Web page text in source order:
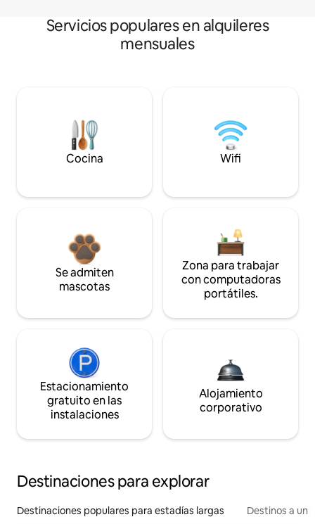
Servicios populares en alquileres
mensuales
Cocina Wifi
Se admiten
mascotas
Zona para trabajar
con computadoras
portátiles.
Estacionamiento
gratuito en las
instalaciones
Alojamiento
corporativo
Destinaciones para explorar
Destinaciones populares para estadías largas Destinos a un